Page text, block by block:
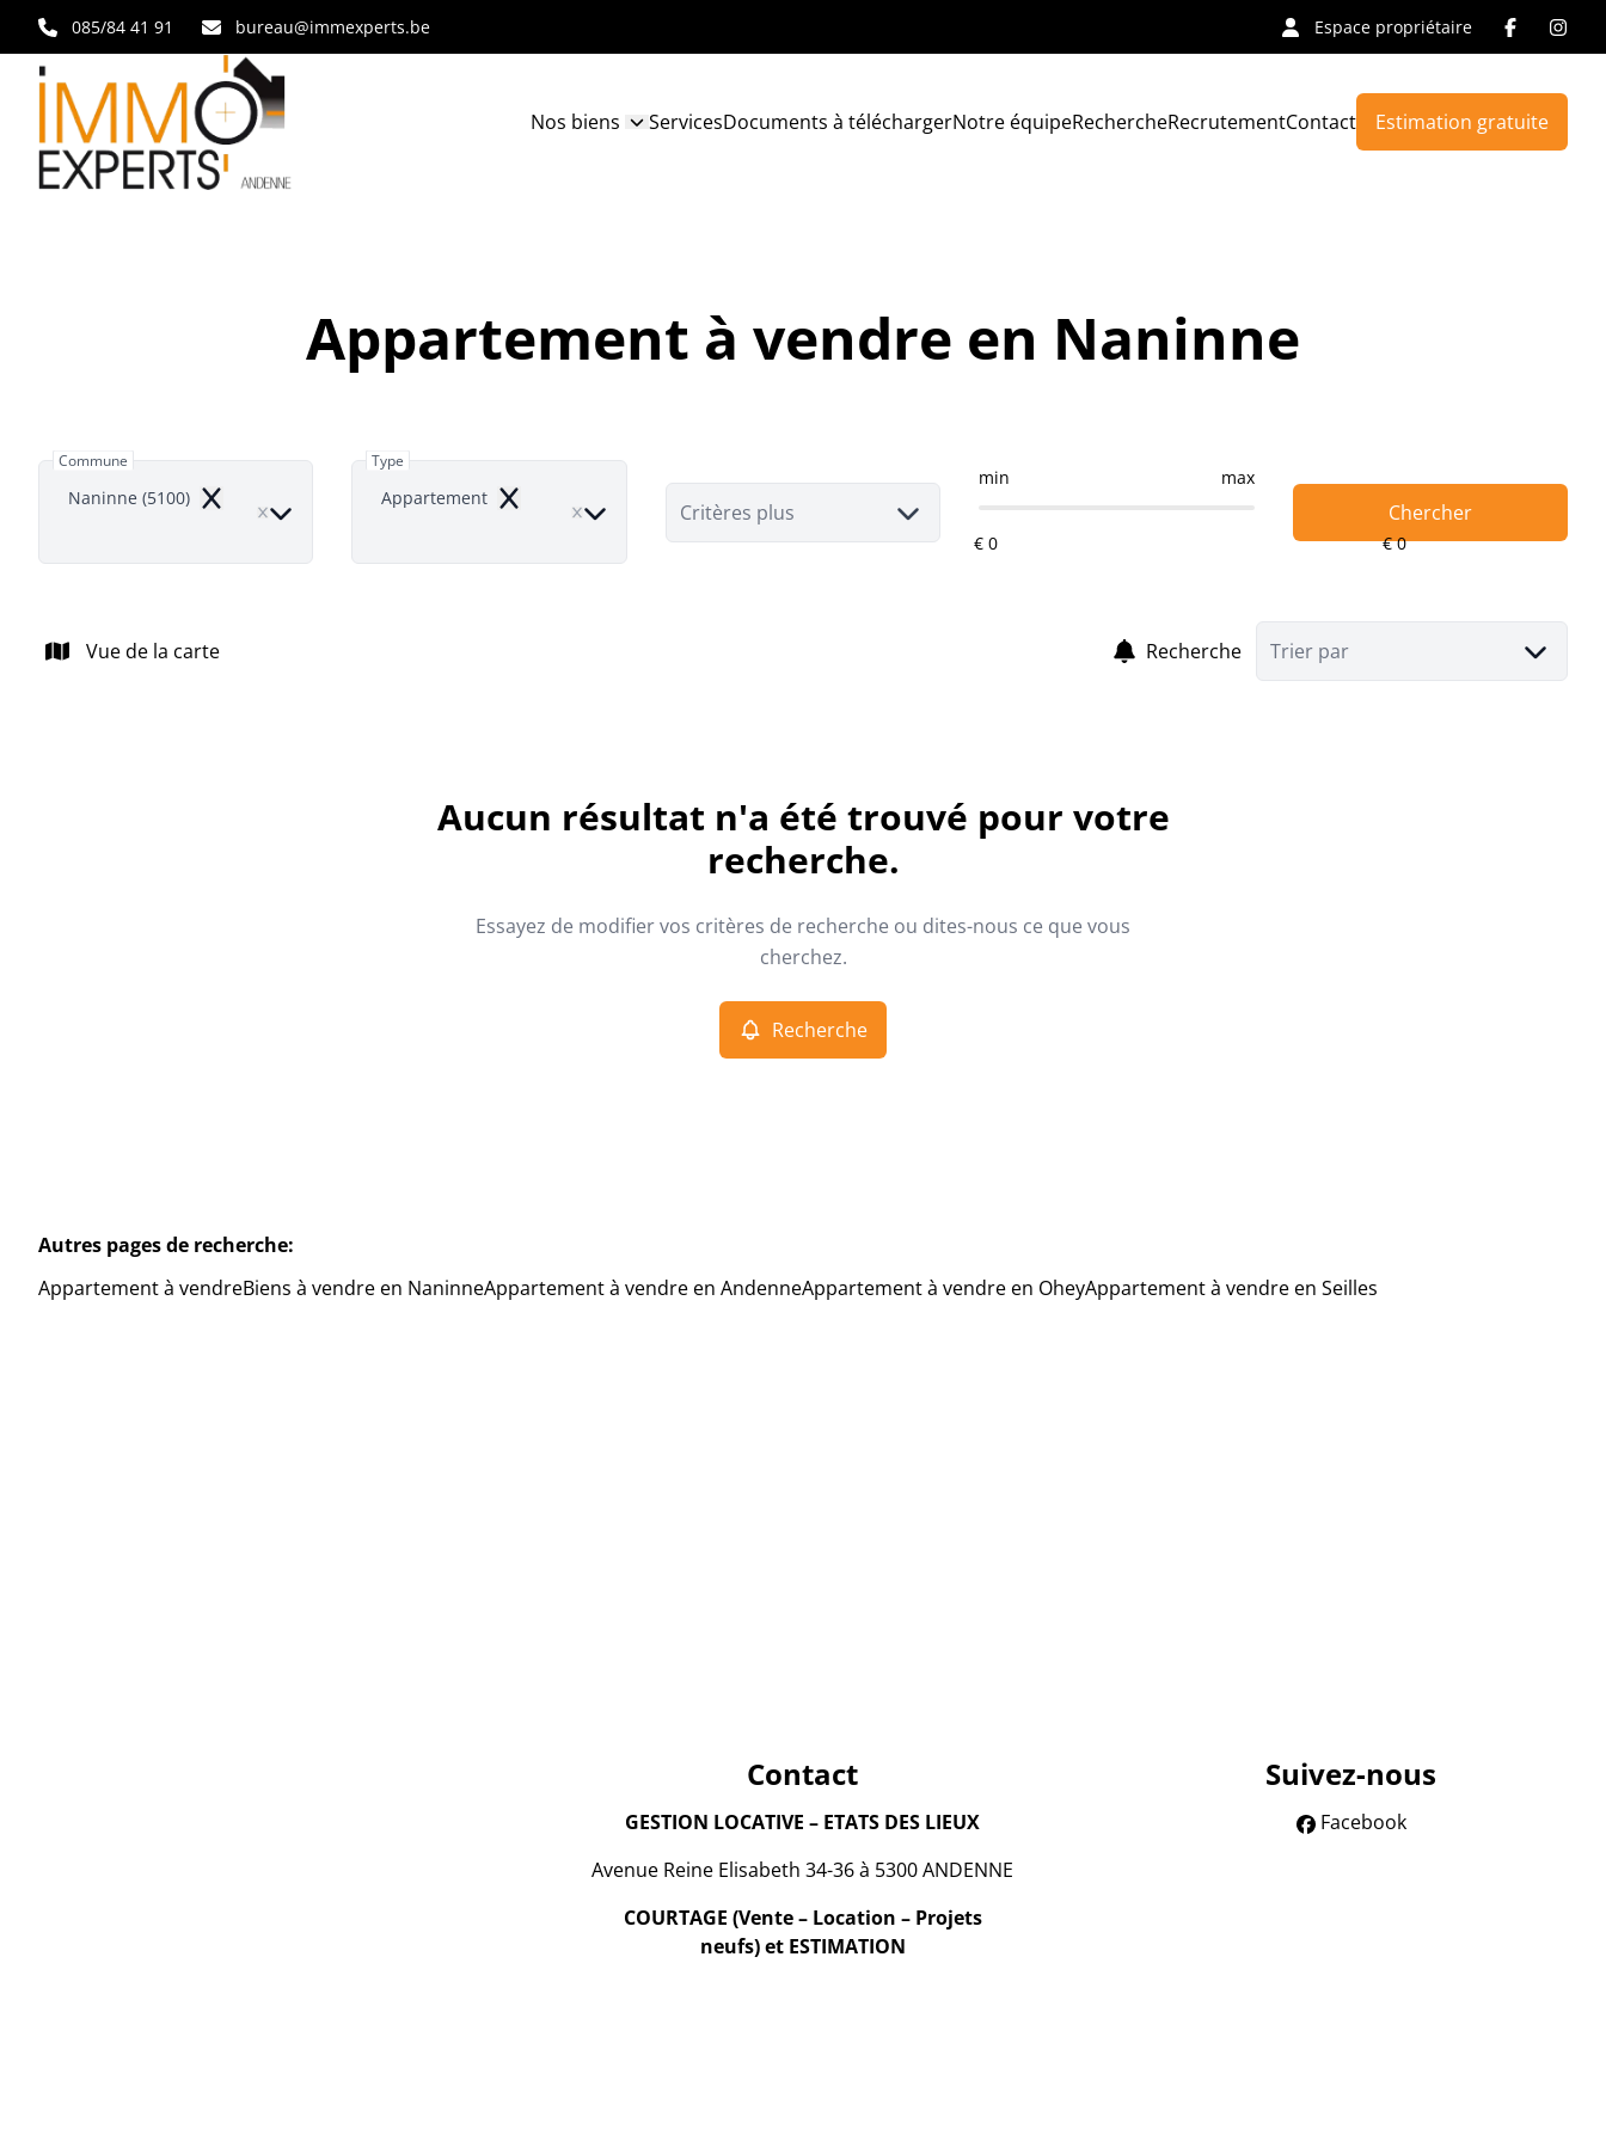
Aller au contenu principal
085/84 41 91 bureau@immexperts.be Espace propriétaire
Nos biens ServicesDocuments à téléchargerNotre équipeRechercheRecrutementContact Estimation gratuite
Appartement à vendre en Naninne
Commune
Naninne (5100) Remove
Type
Appartement Remove Critères plus
min max
Chercher
Vue de la carte Recherche Trier par
Aucun résultat n'a été trouvé pour votre
recherche.
Essayez de modifier vos critères de recherche ou dites-nous ce que vous
cherchez.
Recherche
Autres pages de recherche:
Appartement à vendreBiens à vendre en NaninneAppartement à vendre en AndenneAppartement à vendre en OheyAppartement à vendre en Seilles
Contact
GESTION LOCATIVE – ETATS DES LIEUX
Avenue Reine Elisabeth 34-36 à 5300 ANDENNE
COURTAGE (Vente – Location – Projets
neufs) et ESTIMATION
Suivez-nous
Facebook